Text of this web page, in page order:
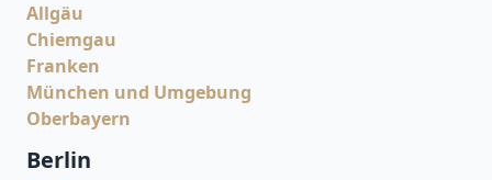
Allgäu
Chiemgau
Franken
München und Umgebung
Oberbayern
Berlin